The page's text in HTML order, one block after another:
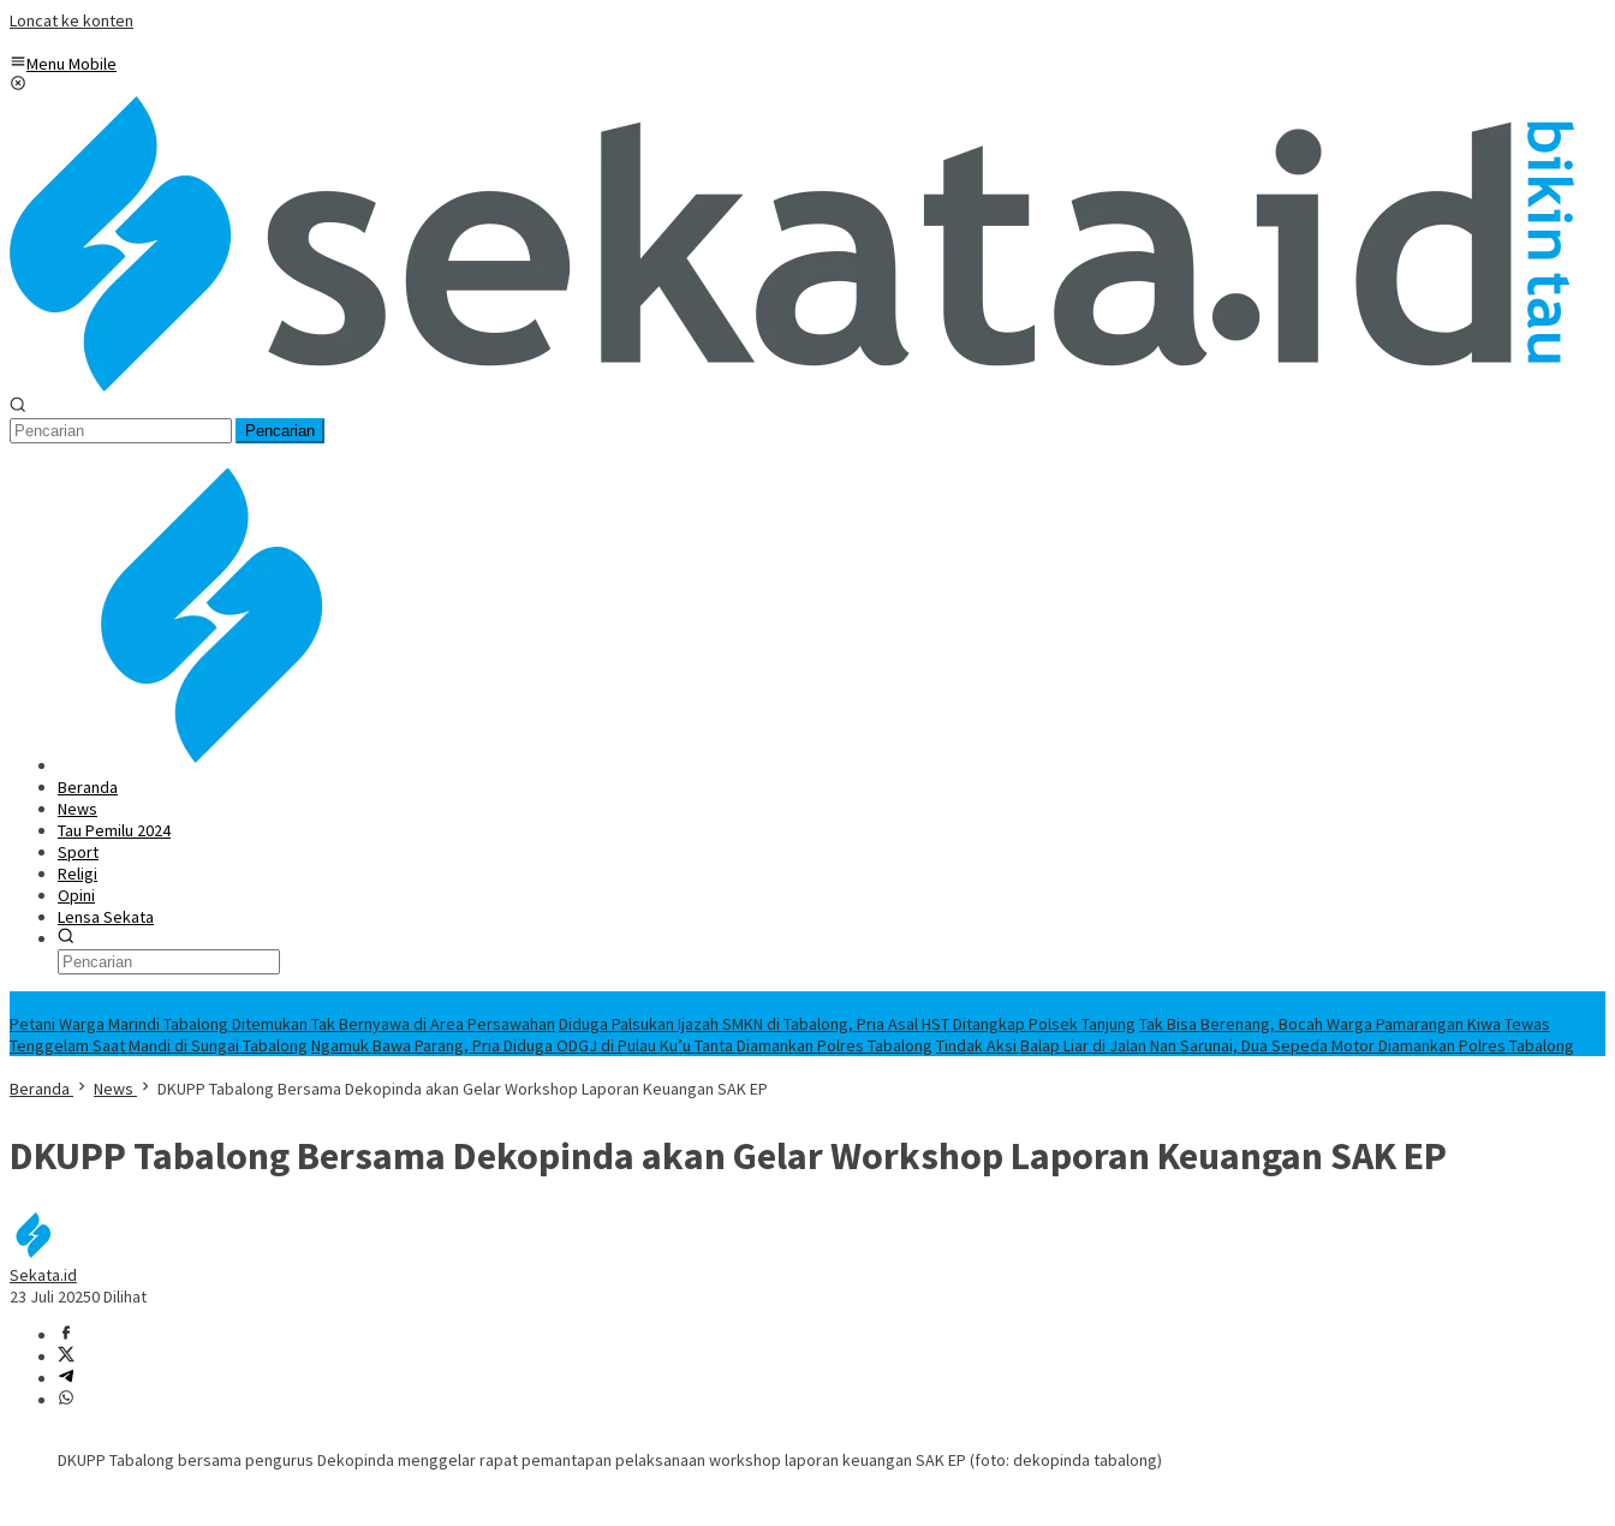
Loncat ke konten
Menu Mobile
Pencarian
Beranda
News
Tau Pemilu 2024
Sport
Religi
Opini
Lensa Sekata
Petani Warga Marindi Tabalong Ditemukan Tak Bernyawa di Area Persawahan Diduga Palsukan Ijazah SMKN di Tabalong, Pria Asal HST Ditangkap Polsek Tanjung Tak Bisa Berenang, Bocah Warga Pamarangan Kiwa Tewas
Tenggelam Saat Mandi di Sungai Tabalong Ngamuk Bawa Parang, Pria Diduga ODGJ di Pulau Ku’u Tanta Diamankan Polres Tabalong Tindak Aksi Balap Liar di Jalan Nan Sarunai, Dua Sepeda Motor Diamankan Polres Tabalong
Beranda
News DKUPP Tabalong Bersama Dekopinda akan Gelar Workshop Laporan Keuangan SAK EP
DKUPP Tabalong Bersama Dekopinda akan Gelar Workshop Laporan Keuangan SAK EP
Sekata.id
23 Juli 20250 Dilihat
DKUPP Tabalong bersama pengurus Dekopinda menggelar rapat pemantapan pelaksanaan workshop laporan keuangan SAK EP (foto: dekopinda tabalong)